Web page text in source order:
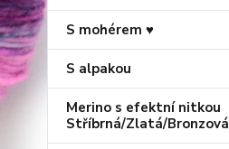
S mohérem ♥
S alpakou
Merino s efektní nitkou
Stříbrná/Zlatá/Bronzová